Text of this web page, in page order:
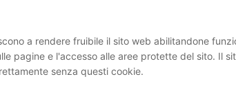
a rendere fruibile il sito web abilitandone
pagine e l'accesso alle aree protette del sito. Il
senza questi cookie.
while loadingducadisangiusto.com(see the